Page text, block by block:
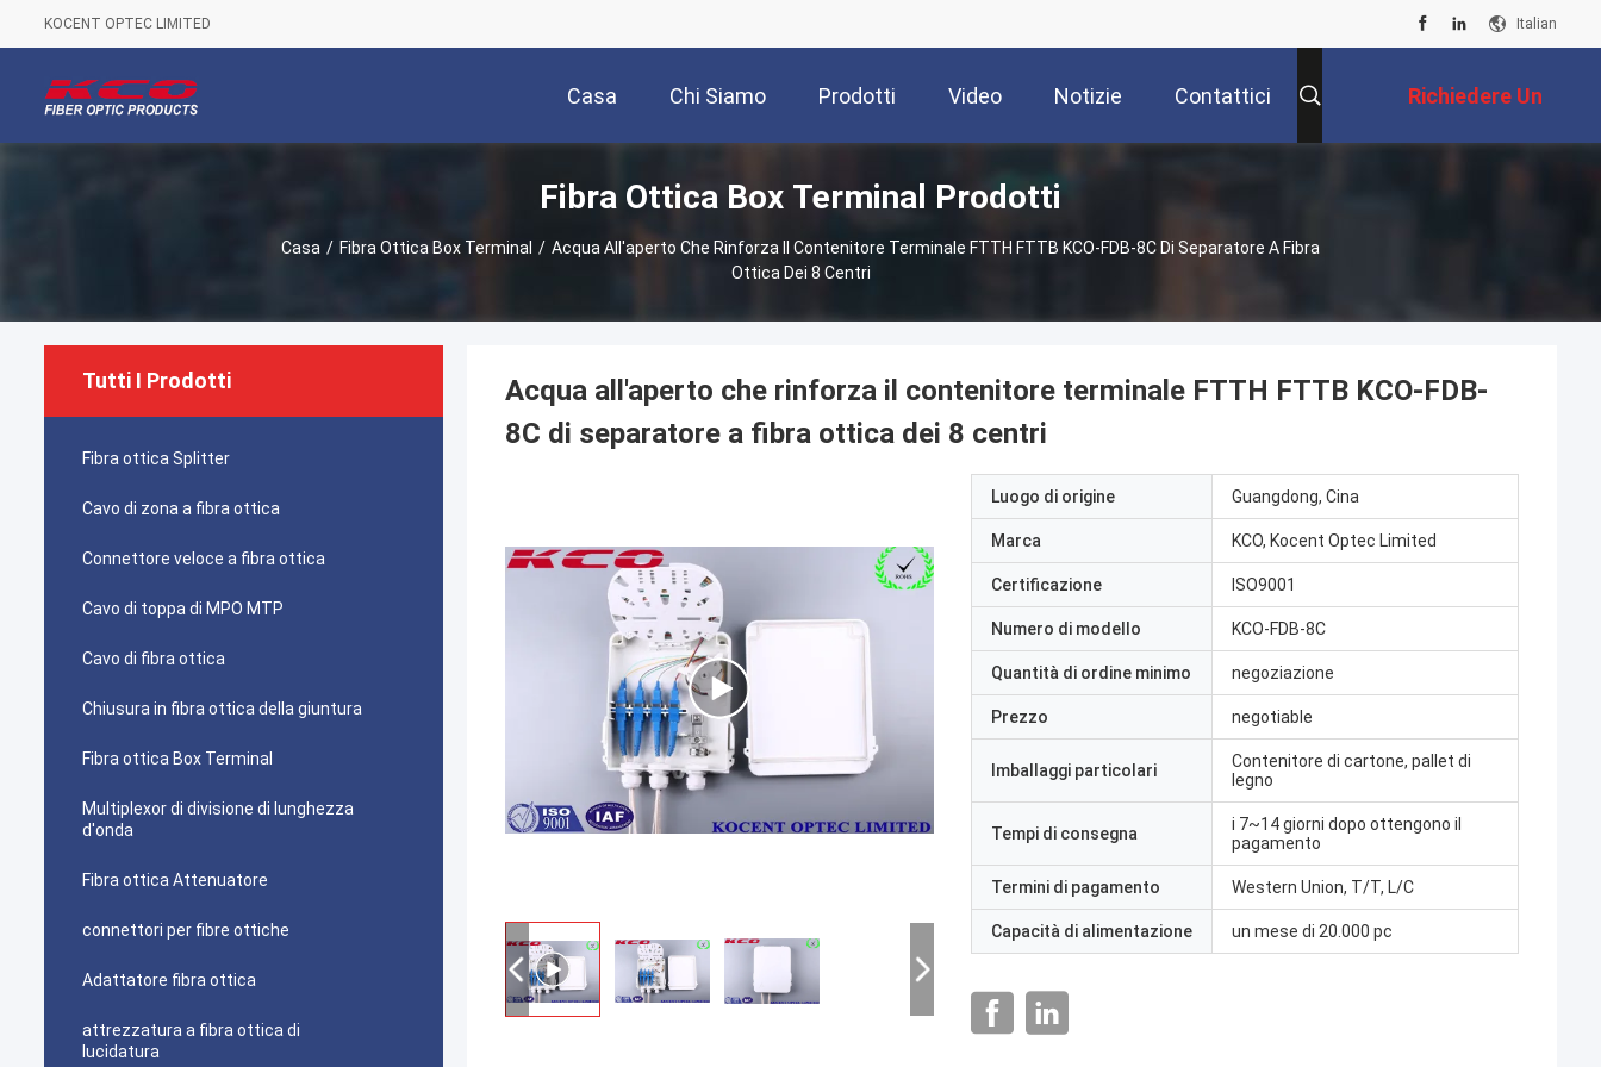
KOCENT OPTEC LIMITED Italian
Casa Chi Siamo Prodotti Video Notizie Contattici Richiedere Un
Preventivo
Fibra Ottica Box Terminal Prodotti
Casa / Fibra Ottica Box Terminal / Acqua All'aperto Che Rinforza Il Contenitore Terminale FTTH FTTB KCO-FDB-8C Di Separatore A Fibra
Ottica Dei 8 Centri
Tutti I Prodotti
Fibra ottica Splitter
Cavo di zona a fibra ottica
Connettore veloce a fibra ottica
Cavo di toppa di MPO MTP
Cavo di fibra ottica
Chiusura in fibra ottica della giuntura
Fibra ottica Box Terminal
Multiplexor di divisione di lunghezza
d'onda
Fibra ottica Attenuatore
connettori per fibre ottiche
Adattatore fibra ottica
attrezzatura a fibra ottica di
lucidatura
Acqua all'aperto che rinforza il contenitore terminale FTTH FTTB KCO-FDB-
8C di separatore a fibra ottica dei 8 centri
Luogo di origine Guangdong, Cina
Marca KCO, Kocent Optec Limited
Certificazione ISO9001
Numero di modello KCO-FDB-8C
Quantità di ordine minimo negoziazione
Prezzo negotiable
Imballaggi particolari
Contenitore di cartone, pallet di
legno
Tempi di consegna
i 7~14 giorni dopo ottengono il
pagamento
Termini di pagamento Western Union, T/T, L/C
Capacità di alimentazione un mese di 20.000 pc